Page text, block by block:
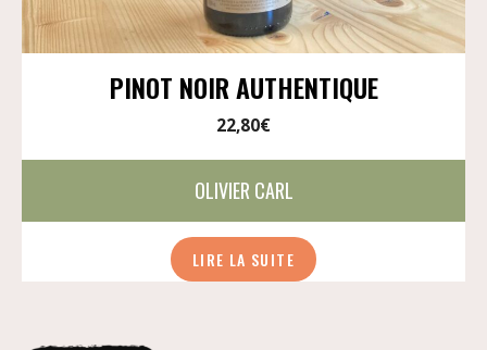
PINOT NOIR AUTHENTIQUE
22,80€
OLIVIER CARL
LIRE LA SUITE